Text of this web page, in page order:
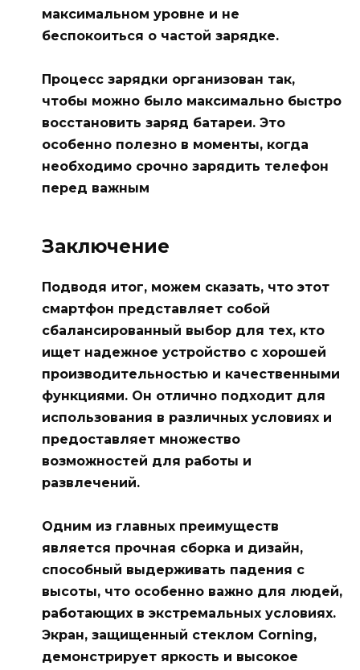
максимальном уровне и не
беспокоиться о частой зарядке.
Процесс зарядки организован так,
чтобы можно было максимально быстро
восстановить заряд батареи. Это
особенно полезно в моменты, когда
необходимо срочно зарядить телефон
перед важным
Заключение
Подводя итог, можем сказать, что этот
смартфон представляет собой
сбалансированный выбор для тех, кто
ищет надежное устройство с хорошей
производительностью и качественными
функциями. Он отлично подходит для
использования в различных условиях и
предоставляет множество
возможностей для работы и
развлечений.
Одним из главных преимуществ
является прочная сборка и дизайн,
способный выдерживать падения с
высоты, что особенно важно для людей,
работающих в экстремальных условиях.
Экран, защищенный стеклом Corning,
демонстрирует яркость и высокое